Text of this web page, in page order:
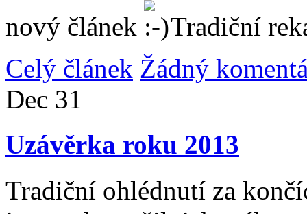
nový článek
Tradiční
Celý článek Žádný
Dec 31
Uzávěrka roku 2013
Tradiční ohlédnutí za